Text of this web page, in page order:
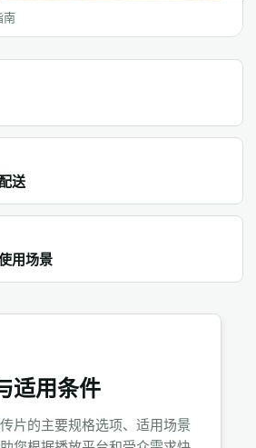
南
送
用场景
适用条件
片的主要规格选项、适用场景